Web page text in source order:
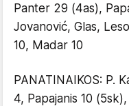
Panter 29 (4as),
Jovanović, Glas,
10, Madar 10
PANATINAIKOS: P.
4, Papajanis 10